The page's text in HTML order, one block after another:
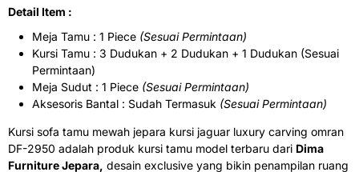
Detail Item :
Meja Tamu : 1 Piece (Sesuai Permintaan)
Kursi Tamu : 3 Dudukan + 2 Dudukan + 1 Dudukan (Sesuai
Permintaan)
Meja Sudut : 1 Piece (Sesuai Permintaan)
Aksesoris Bantal : Sudah Termasuk (Sesuai Permintaan)
Kursi sofa tamu mewah jepara kursi jaguar luxury carving omran
DF-2950 adalah produk kursi tamu model terbaru dari Dima
Furniture Jepara, desain exclusive yang bikin penampilan ruang